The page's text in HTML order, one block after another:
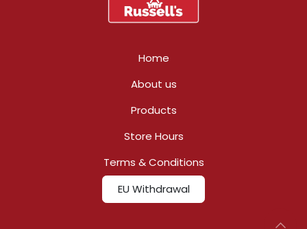
Home
About us
Products
Store Hours
Terms & Conditions
EU Withdrawal